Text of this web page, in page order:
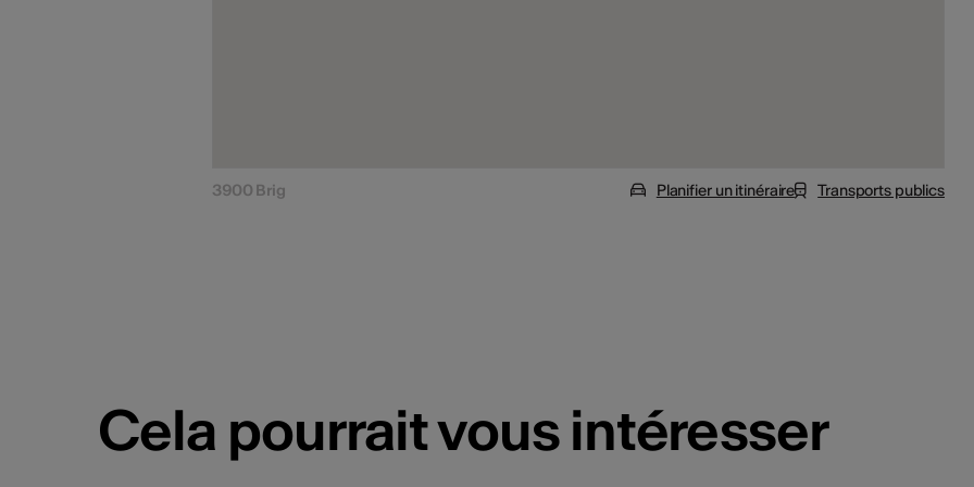
3900 Brig Planifier un itinéraire Transports publics
Cela pourrait vous intéresser